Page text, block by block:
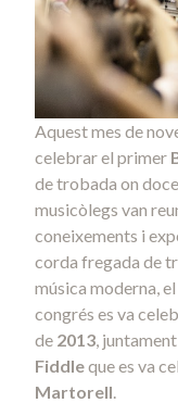
Aquest mes de
celebrar el primer
de trobada on
musicòlegs van
coneixements i
corda fregada de
música moderna,
congrés es va
de 2013,
Fiddleque es va
Martorell.